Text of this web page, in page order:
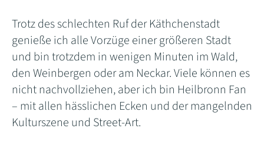
Trotz des schlechten Ruf der Käthchenstadt
genieße ich alle Vorzüge einer größeren Stadt
und bin trotzdem in wenigen Minuten im Wald,
den Weinbergen oder am Neckar. Viele können es
nicht nachvollziehen, aber ich bin Heilbronn Fan
– mit allen hässlichen Ecken und der mangelnden
Kulturszene und Street-Art.